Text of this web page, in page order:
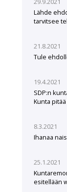
Lähde
tarvitsee
21.8.2021
Tule
19.4.2021
SDP:n
Kunta
8.3.2021
Ihanaa
25.1.2021
esitellään